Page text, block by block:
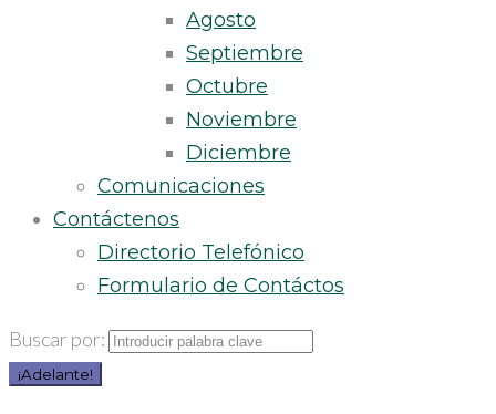
Agosto
Septiembre
Octubre
Noviembre
Diciembre
Comunicaciones
Contáctenos
Directorio Telefónico
Formulario de Contáctos
Buscar por:
¡Adelante!